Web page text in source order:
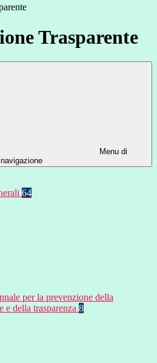
Trasparente
Menu di
navigazione
64
per la prevenzione della
e della trasparenza 8